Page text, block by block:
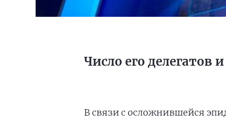
Число его делегатов
В связи с осложнившейся